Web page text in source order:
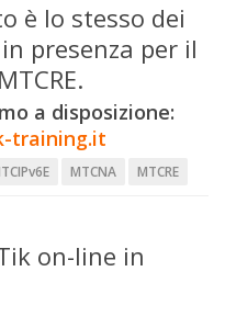
è lo stesso dei
presenza per il
a disposizione:
training.it
MTCNA
MTCRE
on-line in